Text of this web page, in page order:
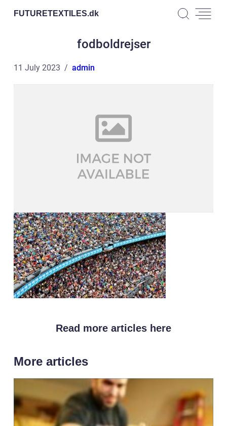
FUTURETEXTILES.dk
fodboldrejser
11 July 2023 admin
Read more articles here
More articles